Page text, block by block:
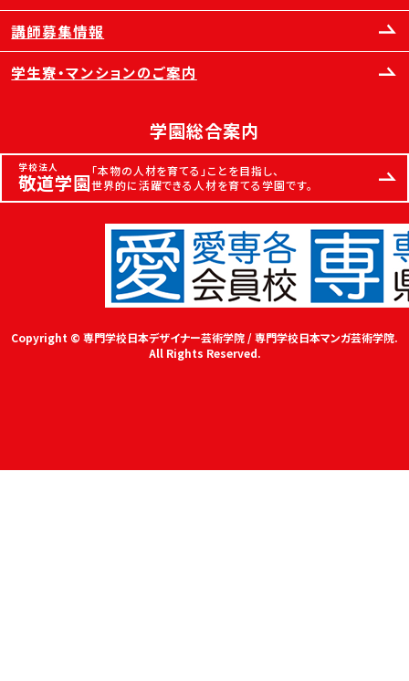
講師募集情報
学生寮・マンションのご案内
学園総合案内
学校法人
敬道学園「本物の人材を育てる」ことを目指し、
世界的に活躍できる人材を育てる学園です。
Copyright © 専門学校日本デザイナー芸術学院 / 専門学校日本マンガ芸術学院.
All Rights Reserved.